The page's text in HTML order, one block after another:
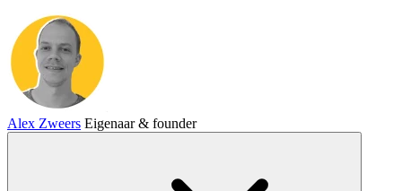
Alex Zweers Eigenaar & founder